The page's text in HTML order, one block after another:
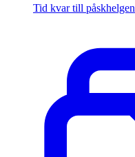
Tid kvar till påskhelgen